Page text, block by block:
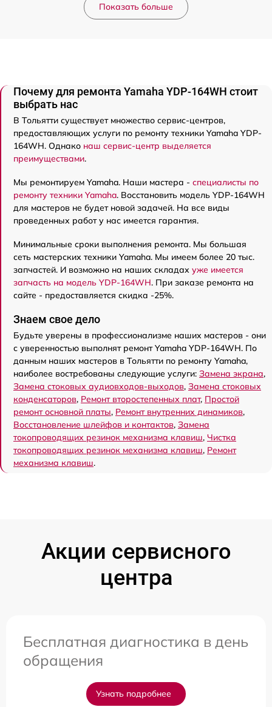
Показать больше
Почему для ремонта Yamaha YDP-164WH стоит
выбрать нас
В Тольятти существует множество сервис-центров,
предоставляющих услуги по ремонту техники Yamaha YDP-
164WH. Однако наш сервис-центр выделяется
преимуществами.
Мы ремонтируем Yamaha. Наши мастера - специалисты по
ремонту техники Yamaha. Восстановить модель YDP-164WH
для мастеров не будет новой задачей. На все виды
проведенных работ у нас имеется гарантия.
Минимальные сроки выполнения ремонта. Мы большая
сеть мастерских техники Yamaha. Мы имеем более 20 тыс.
запчастей. И возможно на наших складах уже имеется
запчасть на модель YDP-164WH. При заказе ремонта на
сайте - предоставляется скидка -25%.
Знаем свое дело
Будьте уверены в профессионализме наших мастеров - они
с уверенностью выполнят ремонт Yamaha YDP-164WH. По
данным наших мастеров в Тольятти по ремонту Yamaha,
наиболее востребованы следующие услуги: Замена экрана,
Замена стоковых аудиовходов-выходов, Замена стоковых
конденсаторов, Ремонт второстепенных плат, Простой
ремонт основной платы, Ремонт внутренних динамиков,
Восстановление шлейфов и контактов, Замена
токопроводящих резинок механизма клавиш, Чистка
токопроводящих резинок механизма клавиш, Ремонт
механизма клавиш.
Акции сервисного
центра
Бесплатная диагностика в день
обращения
Узнать подробнее